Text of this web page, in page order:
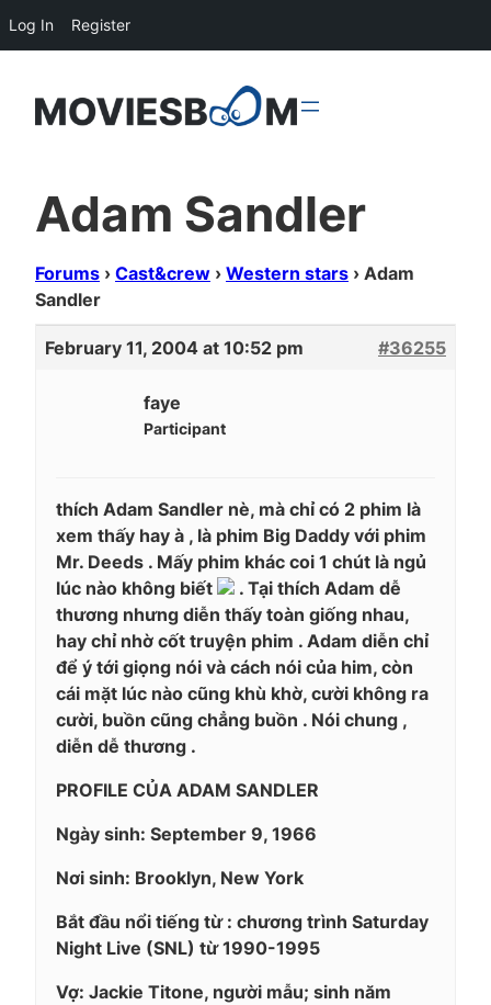
Adam Sandler
Forums › Cast&crew › Western stars › Adam
Sandler
February 11, 2004 at 10:52 pm #36255
faye
Participant
thích Adam Sandler nè, mà chỉ có 2 phim là
xem thấy hay à , là phim Big Daddy với phim
Mr. Deeds . Mấy phim khác coi 1 chút là ngủ
lúc nào không biết
. Tại thích Adam dễ
thương nhưng diễn thấy toàn giống nhau,
hay chỉ nhờ cốt truyện phim . Adam diễn chỉ
để ý tới giọng nói và cách nói của him, còn
cái mặt lúc nào cũng khù khờ, cười không ra
cười, buồn cũng chẳng buồn . Nói chung ,
diễn dễ thương .
PROFILE CỦA ADAM SANDLER
Ngày sinh: September 9, 1966
Nơi sinh: Brooklyn, New York
Bắt đầu nổi tiếng từ : chương trình Saturday
Night Live (SNL) từ 1990-1995
Vợ: Jackie Titone, người mẫu; sinh năm
Log In Register